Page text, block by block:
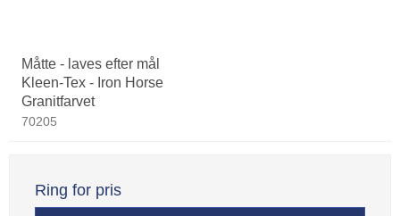
Måtte - laves efter mål
Kleen-Tex - Iron Horse
Granitfarvet
70205
Ring for pris